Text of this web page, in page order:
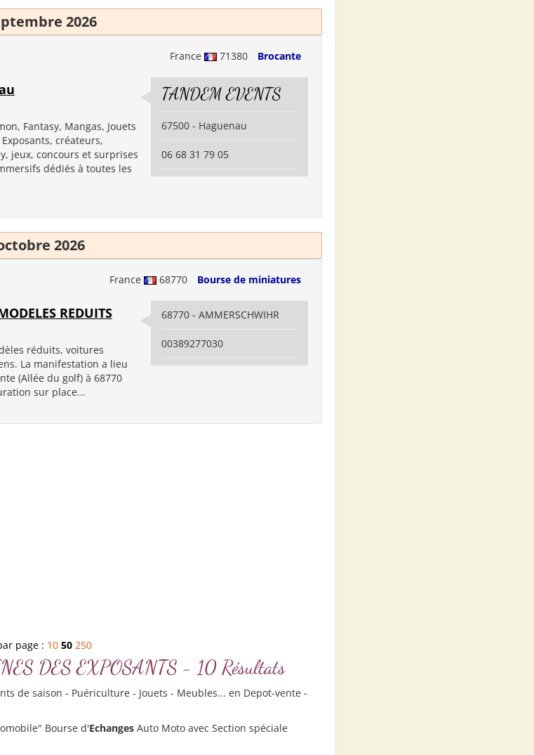
2026
France 71380 Brocante
Fantasy, Mangas, Jouets
créateurs,
jeux, concours et surprises
dédiés à toutes les
TANDEM EVENTS
67500 - Haguenau
06 68 31 79 05
2026
France 68770 Bourse de miniatures
REDUITS
réduits, voitures
La manifestation a lieu
(Allée du golf) à 68770
sur place...
68770 - AMMERSCHWIHR
00389277030
page : 10 50 250
DES EXPOSANTS - 10 Résultats
de saison - Puériculture - Jouets - Meubles... en Depot-vente -
Bourse d'Echanges Auto Moto avec Section spéciale